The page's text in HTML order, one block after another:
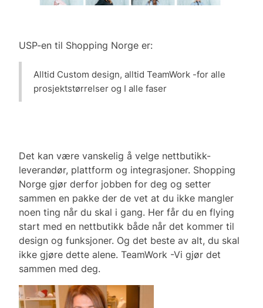
USP-en til Shopping Norge er:
Alltid Custom design, alltid TeamWork -for alle
prosjektstørrelser og I alle faser
Det kan være vanskelig å velge nettbutikk-
leverandør, plattform og integrasjoner. Shopping
Norge gjør derfor jobben for deg og setter
sammen en pakke der de vet at du ikke mangler
noen ting når du skal i gang. Her får du en flying
start med en nettbutikk både når det kommer til
design og funksjoner. Og det beste av alt, du skal
ikke gjøre dette alene. TeamWork -Vi gjør det
sammen med deg.